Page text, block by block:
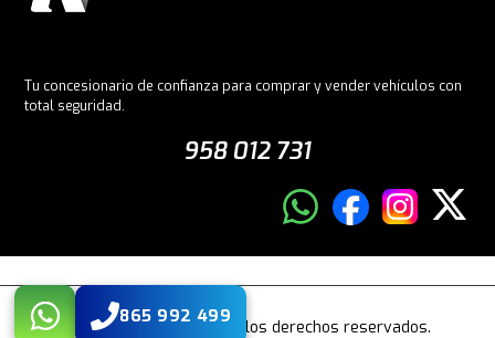
865 992 499
Tu concesionario de confianza para comprar y vender vehículos con
total seguridad.
958 012 731
© 2026 Crestanevada. Todos los derechos reservados.